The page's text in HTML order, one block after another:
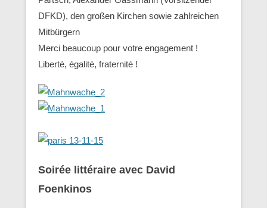
‪‎DFKD), den großen Kirchen sowie zahlreichen
Mitbürgern
Merci beaucoup pour votre engagement !
Liberté, égalité, fraternité !
Soirée littéraire avec David
Foenkinos